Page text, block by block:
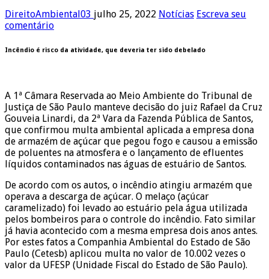
DireitoAmbiental03 julho 25, 2022 Notícias Escreva seu
comentário
Incêndio é risco da atividade, que deveria ter sido debelado
A 1ª Câmara Reservada ao Meio Ambiente do Tribunal de
Justiça de São Paulo manteve decisão do juiz Rafael da Cruz
Gouveia Linardi, da 2ª Vara da Fazenda Pública de Santos,
que confirmou multa ambiental aplicada a empresa dona
de armazém de açúcar que pegou fogo e causou a emissão
de poluentes na atmosfera e o lançamento de efluentes
líquidos contaminados nas águas de estuário de Santos.
De acordo com os autos, o incêndio atingiu armazém que
operava a descarga de açúcar. O melaço (açúcar
caramelizado) foi levado ao estuário pela água utilizada
pelos bombeiros para o controle do incêndio. Fato similar
já havia acontecido com a mesma empresa dois anos antes.
Por estes fatos a Companhia Ambiental do Estado de São
Paulo (Cetesb) aplicou multa no valor de 10.002 vezes o
valor da UFESP (Unidade Fiscal do Estado de São Paulo).